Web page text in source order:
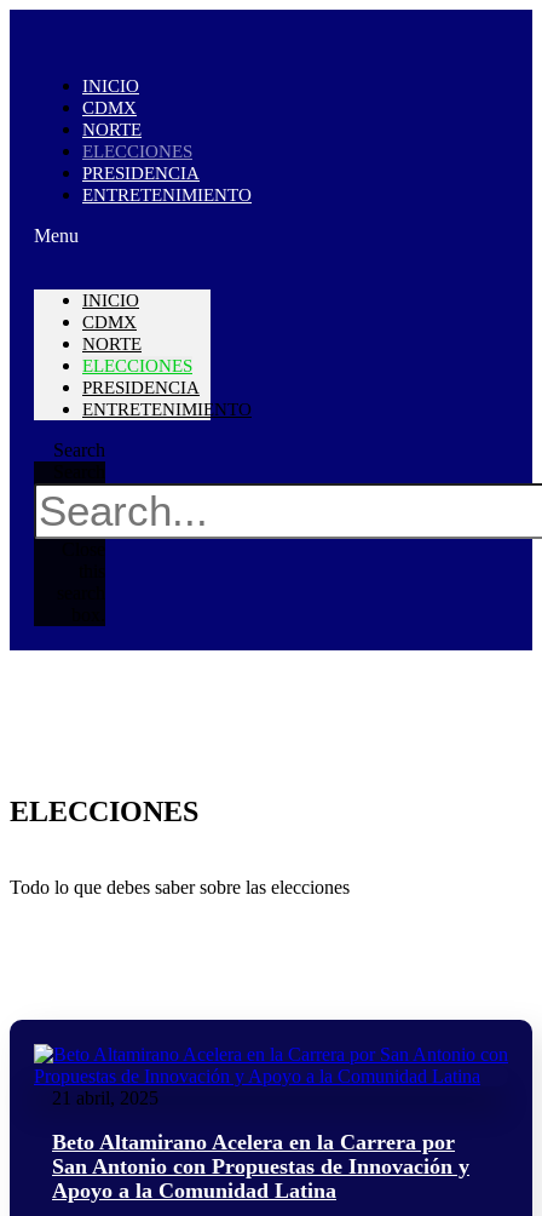
INICIO
CDMX
NORTE
ELECCIONES
PRESIDENCIA
ENTRETENIMIENTO
Menu
INICIO
CDMX
NORTE
ELECCIONES
PRESIDENCIA
ENTRETENIMIENTO
Search
ELECCIONES
Todo lo que debes saber sobre las elecciones
21 abril, 2025
Beto Altamirano Acelera en la Carrera por
San Antonio con Propuestas de Innovación y
Apoyo a la Comunidad Latina